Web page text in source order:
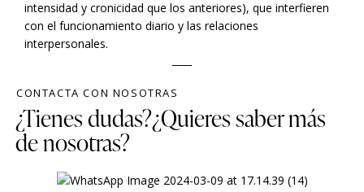
intensidad y cronicidad que los anteriores), que interfieren
con el funcionamiento diario y las relaciones
interpersonales.
CONTACTA CON NOSOTRAS
¿Tienes dudas?¿Quieres saber más
de nosotras?